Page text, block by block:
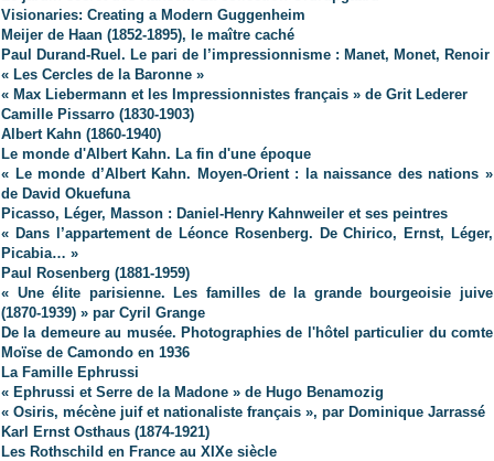
Visionaries: Creating a Modern Guggenheim
Meijer de Haan (1852-1895), le maître caché
Paul Durand-Ruel. Le pari de l’impressionnisme : Manet, Monet, Renoir
« Les Cercles de la Baronne »
« Max Liebermann et les Impressionnistes français » de Grit Lederer
Camille Pissarro (1830-1903)
Albert Kahn (1860-1940)
Le monde d'Albert Kahn. La fin d'une époque
« Le monde d’Albert Kahn. Moyen-Orient : la naissance des nations »
de David Okuefuna
Picasso, Léger, Masson : Daniel-Henry Kahnweiler et ses peintres
« Dans l’appartement de Léonce Rosenberg. De Chirico, Ernst, Léger,
Picabia… »
Paul Rosenberg (1881-1959)
« Une élite parisienne. Les familles de la grande bourgeoisie juive
(1870-1939) » par Cyril Grange
De la demeure au musée. Photographies de l'hôtel particulier du comte
Moïse de Camondo en 1936
La Famille Ephrussi
« Ephrussi et Serre de la Madone » de Hugo Benamozig
« Osiris, mécène juif et nationaliste français », par Dominique Jarrassé
Karl Ernst Osthaus (1874-1921)
Les Rothschild en France au XIXe siècle